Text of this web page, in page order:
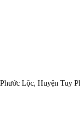
Lộc, Huyện Tuy